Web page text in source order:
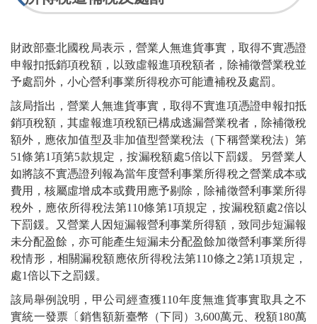
財政部臺北國稅局表示，營業人無進貨事實，取得不實憑證
申報扣抵銷項稅額，以致虛報進項稅額者，除補徵營業稅並
予處罰外，小心營利事業所得稅亦可能遭補稅及處罰。
該局指出，營業人無進貨事實，取得不實進項憑證申報扣抵
銷項稅額，其虛報進項稅額已構成逃漏營業稅者，除補徵稅
額外，應依加值型及非加值型營業稅法（下稱營業稅法）第
51條第1項第5款規定，按漏稅額處5倍以下罰鍰。另營業人
如將該不實憑證列報為當年度營利事業所得稅之營業成本或
費用，核屬虛增成本或費用應予剔除，除補徵營利事業所得
稅外，應依所得稅法第110條第1項規定，按漏稅額處2倍以
下罰鍰。又營業人因短漏報營利事業所得額，致同步短漏報
未分配盈餘，亦可能產生短漏未分配盈餘加徵營利事業所得
稅情形，相關漏稅額應依所得稅法第110條之2第1項規定，
處1倍以下之罰鍰。
該局舉例說明，甲公司經查獲110年度無進貨事實取具之不
實統一發票〔銷售額新臺幣（下同）3,600萬元、稅額180萬